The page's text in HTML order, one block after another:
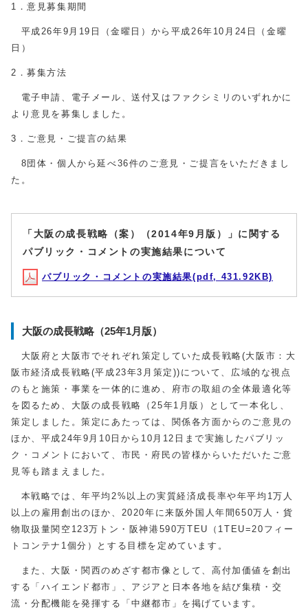
1．意見募集期間
平成26年9月19日（金曜日）から平成26年10月24日（金曜
日）
2．募集方法
電子申請、電子メール、送付又はファクシミリのいずれかに
より意見を募集しました。
3．ご意見・ご提言の結果
8団体・個人から延べ36件のご意見・ご提言をいただきまし
た。
「大阪の成長戦略（案）（2014年9月版）」に関する
パブリック・コメントの実施結果について
パブリック・コメントの実施結果(pdf, 431.92KB)
大阪の成長戦略（25年1月版）
大阪府と大阪市でそれぞれ策定していた成長戦略(大阪市：大
阪市経済成長戦略(平成23年3月策定))について、広域的な視点
のもと施策・事業を一体的に進め、府市の取組の全体最適化等
を図るため、大阪の成長戦略（25年1月版）として一本化し、
策定しました。策定にあたっては、関係各方面からのご意見の
ほか、平成24年9月10日から10月12日まで実施したパブリッ
ク・コメントにおいて、市民・府民の皆様からいただいたご意
見等も踏まえました。
本戦略では、年平均2%以上の実質経済成長率や年平均1万人
以上の雇用創出のほか、2020年に来阪外国人年間650万人・貨
物取扱量関空123万トン・阪神港590万TEU（1TEU=20フィー
トコンテナ1個分）とする目標を定めています。
また、大阪・関西のめざす都市像として、高付加価値を創出
する「ハイエンド都市」、アジアと日本各地を結び集積・交
流・分配機能を発揮する「中継都市」を掲げています。